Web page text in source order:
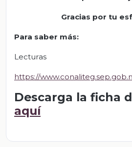
Gracias por tu
Para saber más:
Lecturas
https://
Descarga la ficha
aquí